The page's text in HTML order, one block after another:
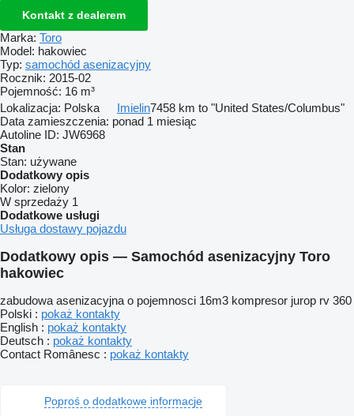
Kontakt z dealerem
Marka: Toro
Model: hakowiec
Typ: samochód asenizacyjny
Rocznik: 2015-02
Pojemność: 16 m³
Lokalizacja: Polska Imielin7458 km to "United States/Columbus"
Data zamieszczenia: ponad 1 miesiąc
Autoline ID: JW6968
Stan
Stan: używane
Dodatkowy opis
Kolor: zielony
W sprzedaży 1
Dodatkowe usługi
Usługa dostawy pojazdu
Dodatkowy opis — Samochód asenizacyjny Toro
hakowiec
zabudowa asenizacyjna o pojemnosci 16m3 kompresor jurop rv 360
Polski : pokaż kontakty
English : pokaż kontakty
Deutsch : pokaż kontakty
Contact Românesc : pokaż kontakty
Poproś o dodatkowe informacje